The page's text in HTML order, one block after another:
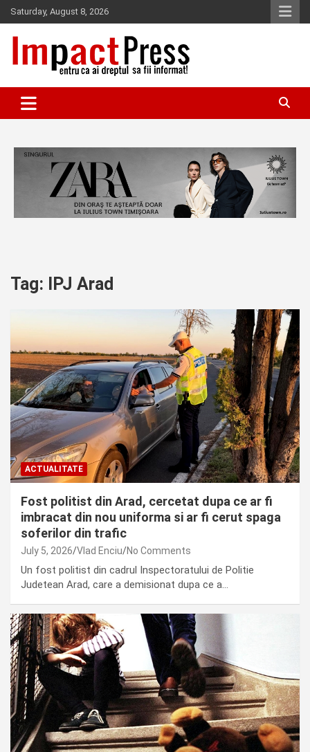
Skip
to
content
Saturday, August 8, 2026
IMPACTPRESS
Tag: IPJ Arad
ACTUALITATE
Fost politist din Arad, cercetat dupa ce ar fi
imbracat din nou uniforma si ar fi cerut spaga
soferilor din trafic
July 5, 2026 Vlad Enciu No Comments
Un fost politist din cadrul Inspectoratului de Politie
Judetean Arad, care a demisionat dupa ce a…